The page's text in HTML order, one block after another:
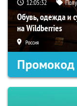
12:05:31
Обувь, одежда и
на Wildberries
Россия
Промокод